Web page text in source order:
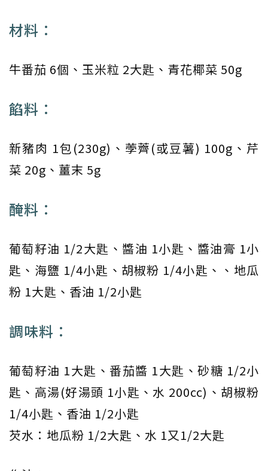
材料：
牛番茄 6個、玉米粒 2大匙、青花椰菜 50g
餡料：
新豬肉 1包(230g)、荸薺(或豆薯) 100g、芹
菜 20g、薑末 5g
醃料：
葡萄籽油 1/2大匙、醬油 1小匙、醬油膏 1小
匙、海鹽 1/4小匙、胡椒粉 1/4小匙、、地瓜
粉 1大匙、香油 1/2小匙
調味料：
葡萄籽油 1大匙、番茄醬 1大匙、砂糖 1/2小
匙、高湯(好湯頭 1小匙、水 200cc)、胡椒粉
1/4小匙、香油 1/2小匙
芡水：地瓜粉 1/2大匙、水 1又1/2大匙